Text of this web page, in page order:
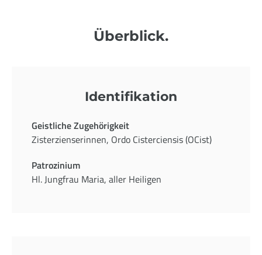
Überblick.
Identifikation
Geistliche Zugehörigkeit
Zisterzienserinnen, Ordo Cisterciensis (OCist)
Patrozinium
Hl. Jungfrau Maria, aller Heiligen